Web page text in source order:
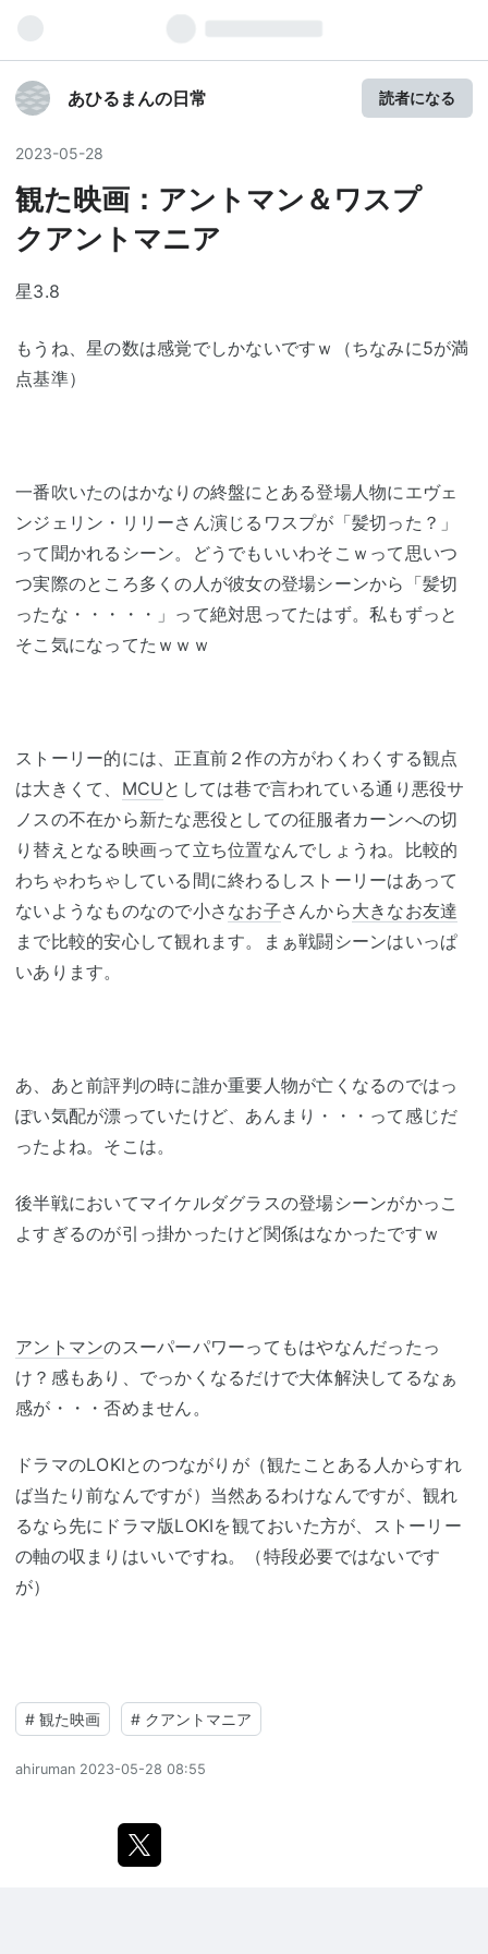
あひるまんの日常 読者になる
2023-05-28
観た映画：アントマン＆ワスプ
クアントマニア
星3.8
もうね、星の数は感覚でしかないですｗ（ちなみに5が満
点基準）
一番吹いたのはかなりの終盤にとある登場人物にエヴェ
ンジェリン・リリーさん演じるワスプが「髪切った？」
って聞かれるシーン。どうでもいいわそこｗって思いつ
つ実際のところ多くの人が彼女の登場シーンから「髪切
ったな・・・・・」って絶対思ってたはず。私もずっと
そこ気になってたｗｗｗ
ストーリー的には、正直前２作の方がわくわくする観点
は大きくて、 MCUとしては巷で言われている通り悪役サ
ノスの不在から新たな悪役としての征服者カーンへの切
り替えとなる映画って立ち位置なんでしょうね。比較的
わちゃわちゃしている間に終わるしストーリーはあって
ないようなものなので小さ なお子さんから大きなお友達
まで比較的安心して観れます。まぁ戦闘シーンはいっぱ
いあります。
あ、あと前評判の時に誰か重要人物が亡くなるのではっ
ぽい気配が漂っていたけど、あんまり・・・って感じだ
ったよね。そこは。
後半戦においてマイケルダグラスの登場シーンがかっこ
よすぎるのが引っ掛かったけど関係はなかったですｗ
アントマンのスーパーパワーってもはやなんだったっ
け？感もあり、でっかくなるだけで大体解決してるなぁ
感が・・・否めません。
ドラマのLOKIとのつながりが（観たことある人からすれ
ば当たり前なんですが）当然あるわけなんですが、観れ
るなら先にドラマ版LOKIを観ておいた方が、ストーリー
の軸の収まりはいいですね。（特段必要ではないです
が）
# 観た映画 # クアントマニア
ahiruman 2023-05-28 08:55